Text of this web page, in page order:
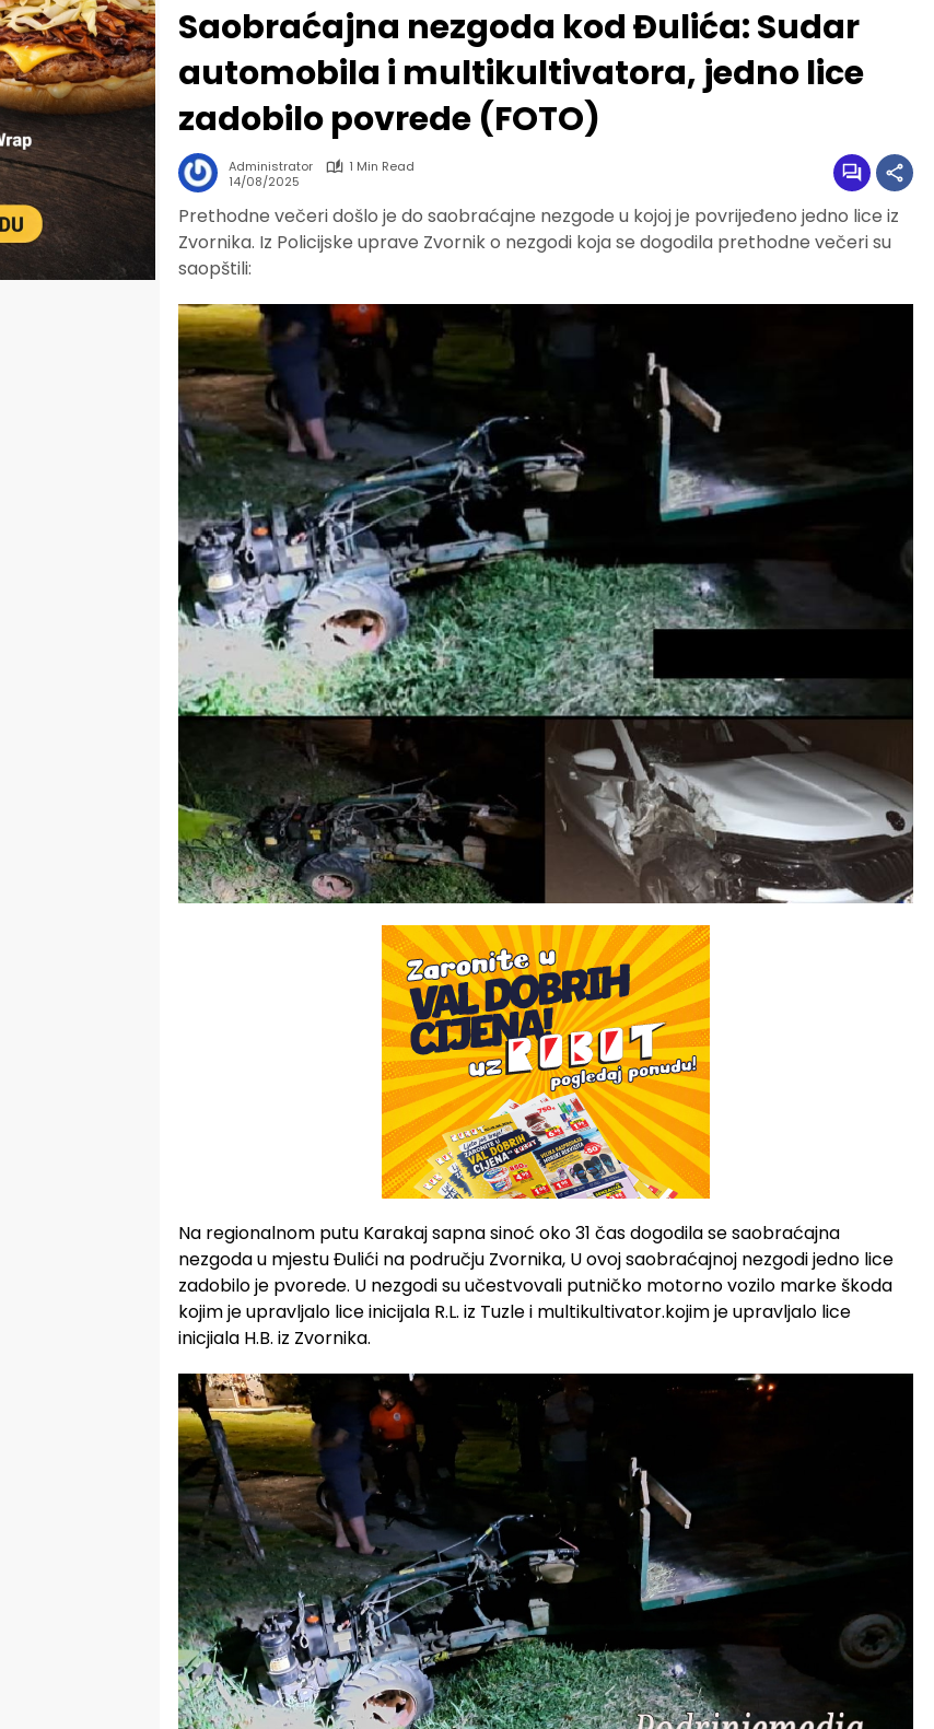
Saobraćajna nezgoda kod Đulića: Sudar
automobila i multikultivatora, jedno lice
zadobilo povrede (FOTO)
Administrator
1 Min Read
14/08/2025
Prethodne večeri došlo je do saobraćajne nezgode u kojoj je povrijeđeno jedno lice iz
Zvornika. Iz Policijske uprave Zvornik o nezgodi koja se dogodila prethodne večeri su
saopštili:
Na regionalnom putu Karakaj sapna sinoć oko 31 čas dogodila se saobraćajna
nezgoda u mjestu Đulići na području Zvornika, U ovoj saobraćajnoj nezgodi jedno lice
zadobilo je pvorede. U nezgodi su učestvovali putničko motorno vozilo marke škoda
kojim je upravljalo lice inicijala R.L. iz Tuzle i multikultivator.kojim je upravljalo lice
inicjiala H.B. iz Zvornika.